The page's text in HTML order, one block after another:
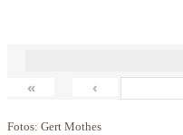
« ‹
Fotos: Gert Mothes